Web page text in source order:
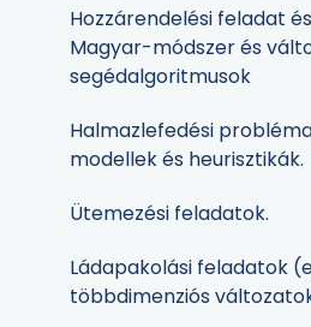
Hozzárendelési feladat
Magyar-módszer és
segédalgoritmusok
Halmazlefedési
modellek és heurisztikák.
Ütemezési feladatok.
Ládapakolási feladatok
többdimenziós